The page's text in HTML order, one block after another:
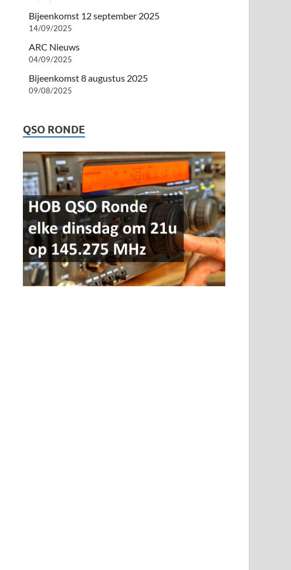
Bijeenkomst 12 september 2025
14/09/2025
ARC Nieuws
04/09/2025
Bijeenkomst 8 augustus 2025
09/08/2025
QSO RONDE